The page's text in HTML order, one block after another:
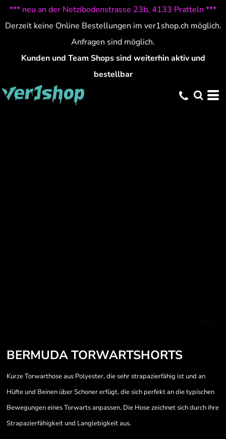
*** neu an der Netzibodenstrasse 23b, 4133 Pratteln ***
Derzeit keine Online Bestellungen im ver1shop.ch möglich.
Anfragen sind möglich.
Kunden und Team Shops sind weiterhin aktiv und
bestellbar
BERMUDA TORWARTSHORTS
Kurze Torwarthose aus Polyester, die sehr strapazierfähig ist und an
Hüfte und Beinen über Schoner erfügt, die sich perfekt an die typischen
Bewegungen eines Torwarts anpassen. Die Hose zeichnet sich durch ihre
Strapazierfähigkeit und Langlebigkeit aus.